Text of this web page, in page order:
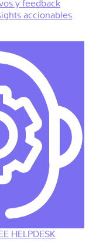
y feedback
accionables
HELPDESK